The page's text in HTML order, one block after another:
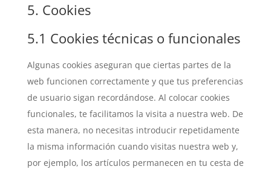
5. Cookies
5.1 Cookies técnicas o funcionales
Algunas cookies aseguran que ciertas partes de la
web funcionen correctamente y que tus preferencias
de usuario sigan recordándose. Al colocar cookies
funcionales, te facilitamos la visita a nuestra web. De
esta manera, no necesitas introducir repetidamente
la misma información cuando visitas nuestra web y,
por ejemplo, los artículos permanecen en tu cesta de